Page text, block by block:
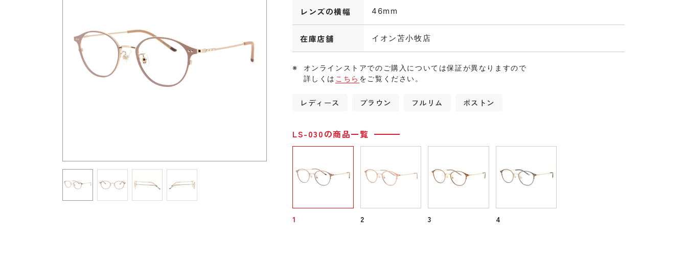
レンズの横幅 46mm
在庫店舗 イオン苫小牧店
オンラインストアでのご購入については保証が異なりますので
詳しくは こちら をご覧ください。
レディース ブラウン フルリム ボストン
LS-030の商品一覧
1 2 3 4